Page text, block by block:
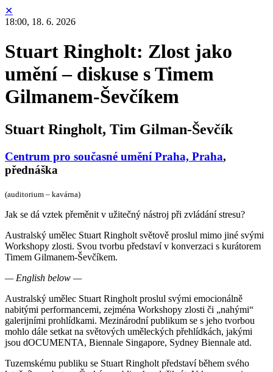
✕
18:00, 18. 6. 2026
Stuart Ringholt: Zlost jako
umění – diskuse s Timem
Gilmanem-Ševčíkem
Stuart Ringholt, Tim Gilman-Ševčík
Centrum pro současné umění Praha, Praha,
přednáška
(auditorium – kavárna)
Jak se dá vztek přeměnit v užitečný nástroj při zvládání stresu?
Australský umělec Stuart Ringholt světově proslul mimo jiné svými
Workshopy zlosti. Svou tvorbu představí v konverzaci s kurátorem
Timem Gilmanem-Ševčíkem.
— English below —
Australský umělec Stuart Ringholt proslul svými emocionálně
nabitými performancemi, zejména Workshopy zlosti či „nahými“
galerijními prohlídkami. Mezinárodní publikum se s jeho tvorbou
mohlo dále setkat na světových uměleckých přehlídkách, jakými
jsou dOCUMENTA, Biennale Singapore, Sydney Biennale atd.
Tuzemskému publiku se Stuart Ringholt představí během svého